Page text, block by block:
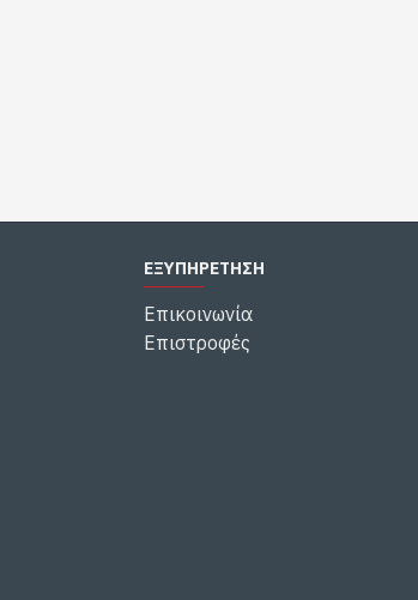
ΕΞΥΠΗΡΕΤΗΣΗ
Επικοινωνία
Επιστροφές